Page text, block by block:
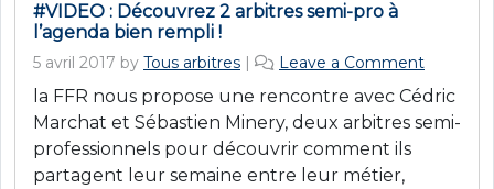
#VIDEO : Découvrez 2 arbitres semi-pro à
l’agenda bien rempli !
5 avril 2017 by Tous arbitres | Leave a Comment
la FFR nous propose une rencontre avec Cédric
Marchat et Sébastien Minery, deux arbitres semi-
professionnels pour découvrir comment ils
partagent leur semaine entre leur métier,